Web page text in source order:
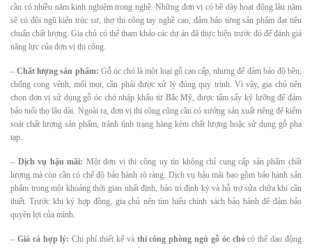
cần có nhiều năm kinh nghiệm trong nghề. Những đơn vị có bề dày hoạt động lâu năm
sẽ có đội ngũ kiến trúc sư, thợ thi công tay nghề cao, đảm bảo từng sản phẩm đạt tiêu
chuẩn chất lượng. Gia chủ có thể tham khảo các dự án đã thực hiện trước đó để đánh giá
năng lực của đơn vị thi công.
– Chất lượng sản phẩm: Gỗ óc chó là một loại gỗ cao cấp, nhưng để đảm bảo độ bền,
chống cong vênh, mối mọt, cần phải được xử lý đúng quy trình. Vì vậy, gia chủ nên
chọn đơn vị sử dụng gỗ óc chó nhập khẩu từ Bắc Mỹ, được tẩm sấy kỹ lưỡng để đảm
bảo tuổi thọ lâu dài. Ngoài ra, đơn vị thi công cũng cần có xưởng sản xuất riêng để kiểm
soát chất lượng sản phẩm, tránh tình trạng hàng kém chất lượng hoặc sử dụng gỗ pha
tạp.
– Dịch vụ hậu mãi: Một đơn vị thi công uy tín không chỉ cung cấp sản phẩm chất
lượng mà còn cần có chế độ bảo hành rõ ràng. Dịch vụ hậu mãi bao gồm bảo hành sản
phẩm trong một khoảng thời gian nhất định, bảo trì định kỳ và hỗ trợ sửa chữa khi cần
thiết. Trước khi ký hợp đồng, gia chủ nên tìm hiểu chính sách bảo hành để đảm bảo
quyền lợi của mình.
– Giá cả hợp lý:Chi phí thiết kế và thi công phòng ngủ gỗ óc chócó thể dao động